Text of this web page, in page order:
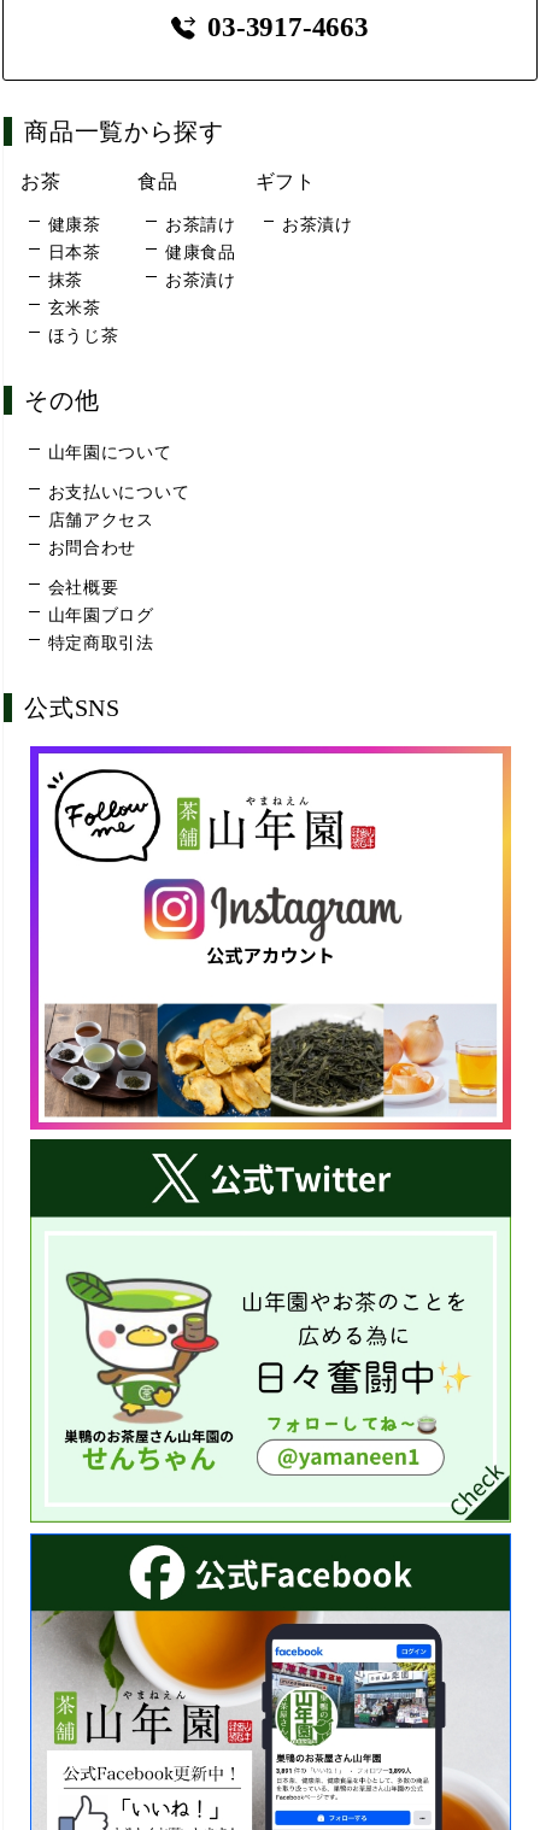
03-3917-4663
商品一覧から探す
お茶
健康茶
日本茶
抹茶
玄米茶
ほうじ茶
食品
お茶請け
健康食品
お茶漬け
ギフト
お茶漬け
その他
山年園について
お支払いについて
店舗アクセス
お問合わせ
会社概要
山年園ブログ
特定商取引法
公式SNS